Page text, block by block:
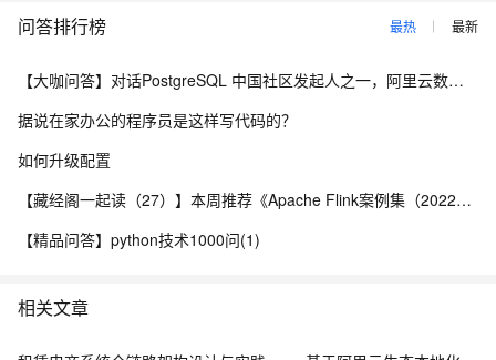
问答排行榜 最热 最新
【大咖问答】对话PostgreSQL 中国社区发起人之一，阿里云数据库高级专家 德哥
据说在家办公的程序员是这样写代码的？
如何升级配置
【藏经阁一起读（27）】本周推荐《Apache Flink案例集（2022版）》，你有哪些心得？
【精品问答】python技术1000问(1)
相关文章